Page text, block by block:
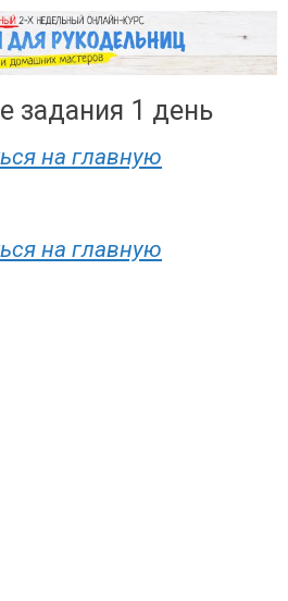
задания 1 день
на главную
на главную